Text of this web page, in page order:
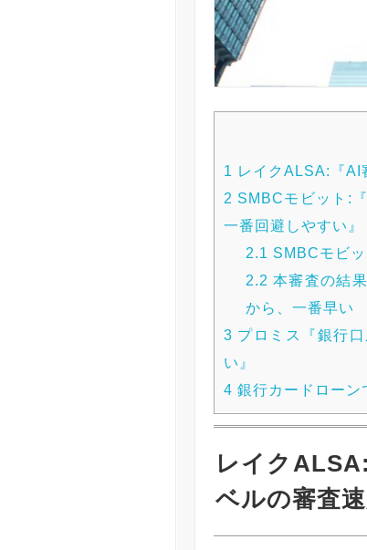
1 レイクALSA:『AI
2 SMBCモビット:
一番回避しやすい』
2.1 SMBCモビ
2.2 本審査の結
から、一番早い
3 プロミス『銀行
い』
4 銀行カードローン
レイク
ベルの審査速